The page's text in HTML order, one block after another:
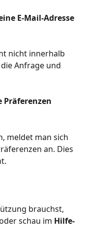
E-Mail-Adresse
nicht innerhalb
Anfrage und
meldet man sich
an. Dies
brauchst,
schau im Hilfe-